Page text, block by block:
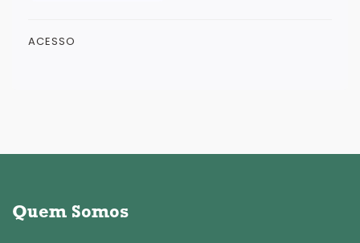
ACESSO
Quem Somos